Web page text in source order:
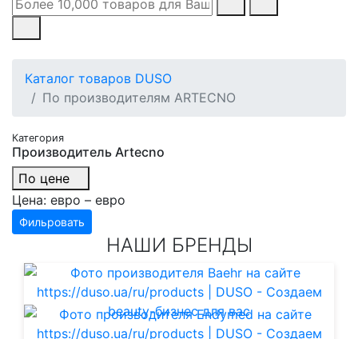
Каталог товаров DUSO
По производителям ARTECNO
Категория
Производитель Artecno
По цене
Цена: евро – евро
Фильровать
НАШИ БРЕНДЫ